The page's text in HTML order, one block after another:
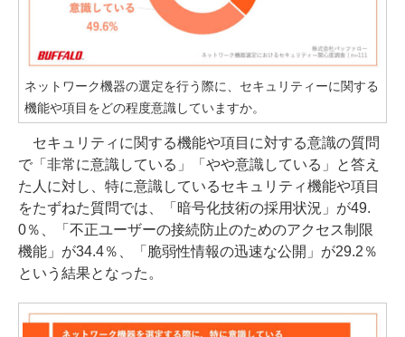
ネットワーク機器の選定を行う際に、セキュリティーに関する
機能や項目をどの程度意識していますか。
セキュリティに関する機能や項目に対する意識の質問
で「非常に意識している」「やや意識している」と答え
た人に対し、特に意識しているセキュリティ機能や項目
をたずねた質問では、「暗号化技術の採用状況」が49.
0％、「不正ユーザーの接続防止のためのアクセス制限
機能」が34.4％、「脆弱性情報の迅速な公開」が29.2％
という結果となった。